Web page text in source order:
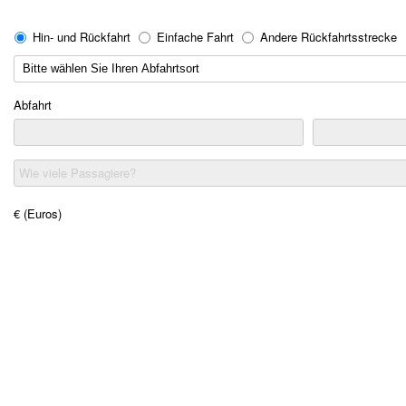
Hin- und Rückfahrt Einfache Fahrt Andere Rückfahrtsstrecke
Abfahrt
Wie viele Passagiere?
€ (Euros)